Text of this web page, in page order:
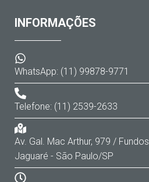
INFORMAÇÕES
WhatsApp: (11) 99878-9771
Telefone: (11) 2539-2633
Av. Gal. Mac Arthur, 979 / Fundos
Jaguaré - São Paulo/SP